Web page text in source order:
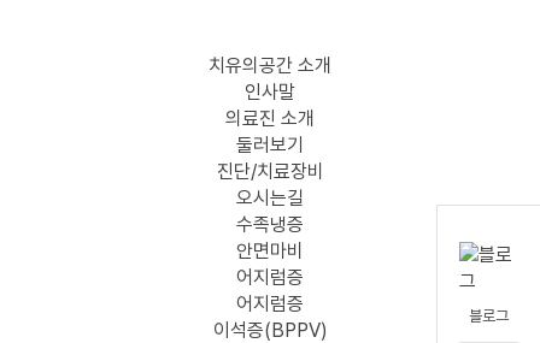
치유의공간 소개
인사말
의료진 소개
둘러보기
진단/치료장비
오시는길
수족냉증
안면마비
어지럼증
어지럼증
이석증(BPPV)
블로그